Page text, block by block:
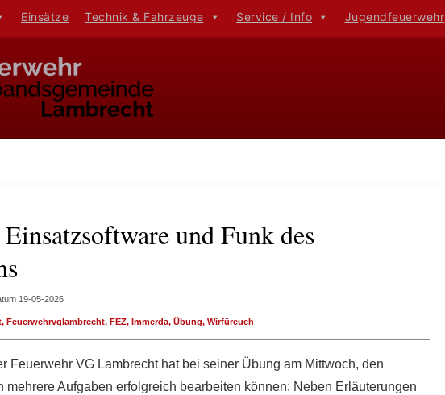
Einsätze Technik & Fahrzeuge Service / Info Jugendfeuerwehr
und Funk des
19-05-2026
, Feuerwehrvglambrecht, FEZ, Immerda, Übung, Wirfüreuch
Feuerwehr VG Lambrecht hat bei seiner Übung am Mittwoch, den
mehrere Aufgaben erfolgreich bearbeiten können: Neben Erläuterungen